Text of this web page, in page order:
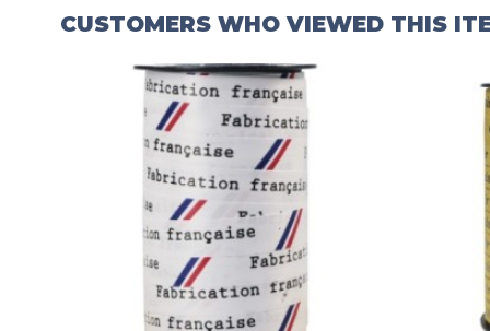
CUSTOMERS WHO VIEWED THIS